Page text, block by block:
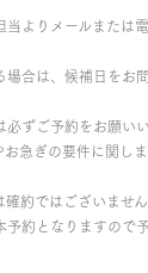
よりメールまたは
合は、候補日をお
ずご予約をお願いい
急ぎの要件に関し
約ではございませ
約となりますので